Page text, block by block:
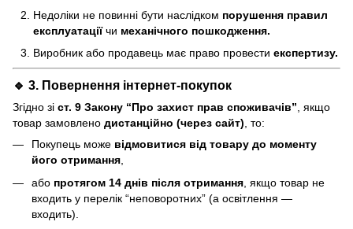
Недоліки не повинні бути наслідком порушення правил
експлуатаціїчи механічного пошкодження.
Виробник або продавець має право провести експертизу.
🔹 3. Повернення інтернет-покупок
Згідно зі ст. 9 Закону “Про захист прав споживачів”, якщо
товар замовлено дистанційно (через сайт), то:
Покупець може відмовитися від товару до моменту
його отримання,
або протягом 14 днів після отримання , якщо товар не
входить у перелік “неповоротних” (а освітлення —
входить).